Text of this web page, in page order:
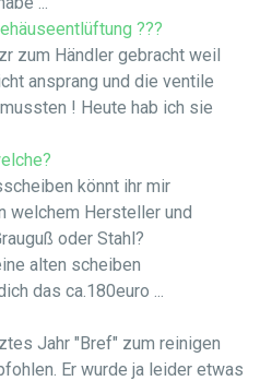
???
zum Händler gebracht weil
ansprang und die ventile
! Heute hab ich sie
könnt ihr mir
welchem Hersteller und
oder Stahl?
alten scheiben
das ca.180euro ...
Jahr "Bref" zum reinigen
Er wurde ja leider etwas